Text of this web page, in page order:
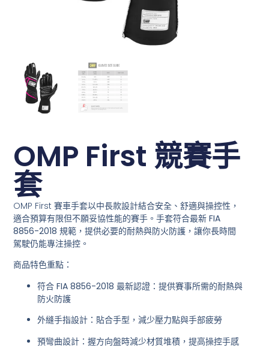
OMP First 競賽手
套
OMP First 賽車手套以中長款設計結合安全、舒適與操控性 ，
適合預算有限但不願妥協性能的賽手。手套符合最新FIA
8856-2018 規範，提供必要的耐熱與防火防護，讓你長時間
駕駛仍能專注操控。
商品特色重點：
符合 FIA 8856-2018 最新認證 ：提供賽事所需的耐熱與
防火防護
外縫手指設計 ：貼合手型，減少壓力點與手部疲勞
預彎曲設計 ：握方向盤時減少材質堆積，提高操控手感